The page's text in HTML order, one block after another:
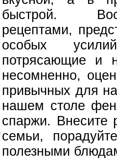
быстрой.
рецептами,
особых
потрясающие и
несомненно,
привычных для
нашем столе
спаржи. Внесите
семьи,
полезными